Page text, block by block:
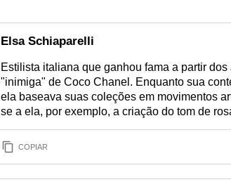
Elsa Schiaparelli
Estilista italiana que ganhou fama a partir
"inimiga" de Coco Chanel. Enquanto sua
ela baseava suas coleções em movimentos
se a ela, por exemplo, a criação do tom de
COPIAR